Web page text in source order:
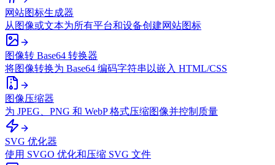
网站图标生成器
从图像或文本为所有平台和设备创建网站图标
图像转 Base64 转换器
将图像转换为 Base64 编码字符串以嵌入 HTML/CSS
图像压缩器
为 JPEG、PNG 和 WebP 格式压缩图像并控制质量
SVG 优化器
使用 SVGO 优化和压缩 SVG 文件